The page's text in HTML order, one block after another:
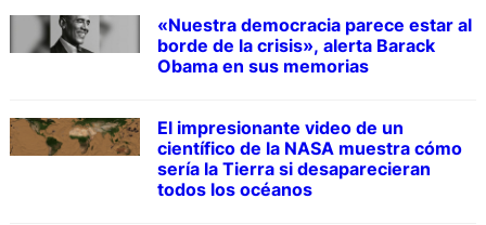
«Nuestra democracia parece estar al
borde de la crisis», alerta Barack
Obama en sus memorias
El impresionante video de un
científico de la NASA muestra cómo
sería la Tierra si desaparecieran
todos los océanos